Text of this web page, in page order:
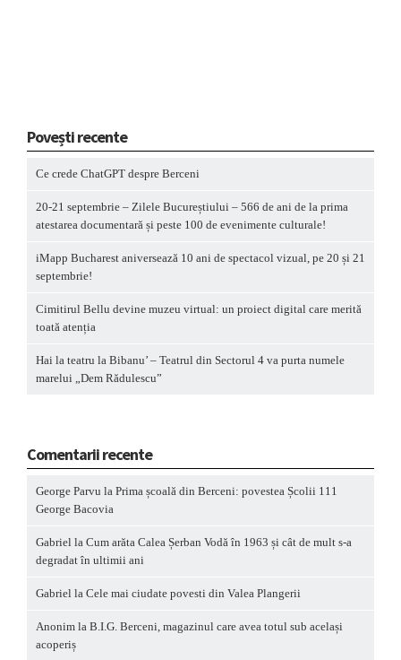
Povești recente
Ce crede ChatGPT despre Berceni
20-21 septembrie – Zilele Bucureștiului – 566 de ani de la prima
atestarea documentară și peste 100 de evenimente culturale!
iMapp Bucharest aniversează 10 ani de spectacol vizual, pe 20 și 21
septembrie!
Cimitirul Bellu devine muzeu virtual: un proiect digital care merită
toată atenția
Hai la teatru la Bibanu’ – Teatrul din Sectorul 4 va purta numele
marelui „Dem Rădulescu”
Comentarii recente
George Parvu la Prima școală din Berceni: povestea Școlii 111
George Bacovia
Gabriel la Cum arăta Calea Șerban Vodă în 1963 și cât de mult s-a
degradat în ultimii ani
Gabriel la Cele mai ciudate povesti din Valea Plangerii
Anonim la B.I.G. Berceni, magazinul care avea totul sub același
acoperiș